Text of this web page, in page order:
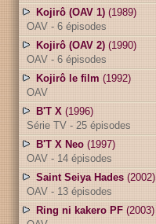
Kojirô (OAV 1) (1989)
OAV - 6 épisodes
Kojirô (OAV 2) (1990)
OAV - 6 épisodes
Kojirô le film (1992)
OAV
B'T X (1996)
Série TV - 25 épisodes
B'T X Neo (1997)
OAV - 14 épisodes
Saint Seiya Hades (2002)
OAV - 13 épisodes
Ring ni kakero PF (2003)